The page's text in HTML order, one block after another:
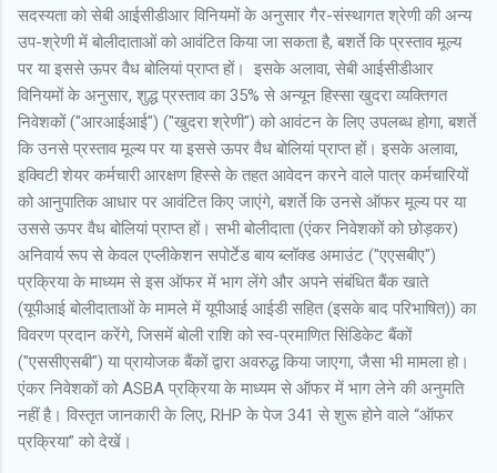
सदस्यता को सेबी आईसीडीआर विनियमों के अनुसार गैर-संस्थागत श्रेणी की अन्य
उप-श्रेणी में बोलीदाताओं को आवंटित किया जा सकता है, बशर्ते कि प्रस्ताव मूल्य
पर या इससे ऊपर वैध बोलियां प्राप्त हों। इसके अलावा, सेबी आईसीडीआर
विनियमों के अनुसार, शुद्ध प्रस्ताव का 35% से अन्यून हिस्सा खुदरा व्यक्तिगत
निवेशकों ("आरआईआई") ("खुदरा श्रेणी") को आवंटन के लिए उपलब्ध होगा, बशर्ते
कि उनसे प्रस्ताव मूल्य पर या इससे ऊपर वैध बोलियां प्राप्त हों। इसके अलावा,
इक्विटी शेयर कर्मचारी आरक्षण हिस्से के तहत आवेदन करने वाले पात्र कर्मचारियों
को आनुपातिक आधार पर आवंटित किए जाएंगे, बशर्ते कि उनसे ऑफर मूल्य पर या
उससे ऊपर वैध बोलियां प्राप्त हों। सभी बोलीदाता (एंकर निवेशकों को छोड़कर)
अनिवार्य रूप से केवल एप्लीकेशन सपोर्टेड बाय ब्लॉक्ड अमाउंट ("एएसबीए")
प्रक्रिया के माध्यम से इस ऑफर में भाग लेंगे और अपने संबंधित बैंक खाते
(यूपीआई बोलीदाताओं के मामले में यूपीआई आईडी सहित (इसके बाद परिभाषित)) का
विवरण प्रदान करेंगे, जिसमें बोली राशि को स्व-प्रमाणित सिंडिकेट बैंकों
("एससीएसबी") या प्रायोजक बैंकों द्वारा अवरुद्ध किया जाएगा, जैसा भी मामला हो।
एंकर निवेशकों को ASBA प्रक्रिया के माध्यम से ऑफर में भाग लेने की अनुमति
नहीं है। विस्तृत जानकारी के लिए, RHP के पेज 341 से शुरू होने वाले “ऑफर
प्रक्रिया” को देखें।